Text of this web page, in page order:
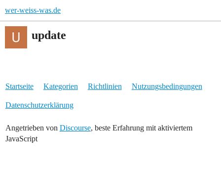
wer-weiss-was.de
update
Startseite Kategorien Richtlinien Nutzungsbedingungen
Datenschutzerklärung
Angetrieben von Discourse, beste Erfahrung mit aktiviertem
JavaScript